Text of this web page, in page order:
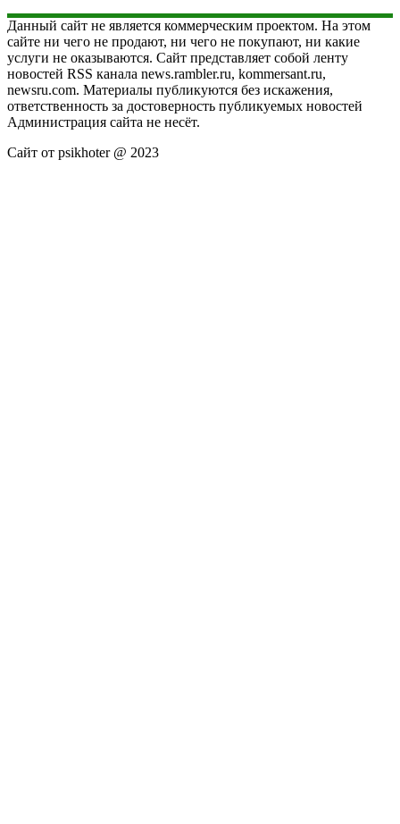
Данный сайт не является коммерческим проектом. На этом
сайте ни чего не продают, ни чего не покупают, ни какие
услуги не оказываются. Сайт представляет собой ленту
новостей RSS канала news.rambler.ru, kommersant.ru,
newsru.com. Материалы публикуются без искажения,
ответственность за достоверность публикуемых новостей
Администрация сайта не несёт.
Сайт от psikhoter @ 2023